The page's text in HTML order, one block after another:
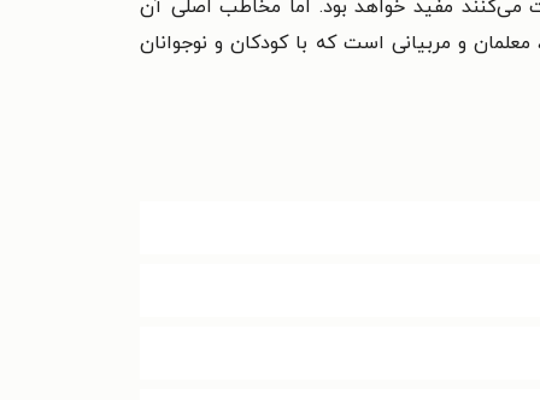
می‌کنند مفید خواهد بود. اما مخاطب اصلی آن
و مربیانی است که با کودکان و نوجوانان